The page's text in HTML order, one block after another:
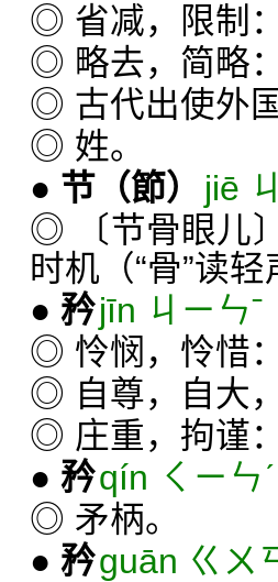
◎ 省减，限制
◎ 略去，简略
◎ 古代出使外
◎ 姓。
● 节 （節）
jiē
◎ 〔节骨眼儿
时机（“骨”读轻
● 矜jīn ㄐㄧㄣˉ
◎ 怜悯，怜惜
◎ 自尊，自大
◎ 庄重，拘谨
● 矜qín ㄑㄧㄣˊ
◎ 矛柄。
● 矜guān ㄍㄨ